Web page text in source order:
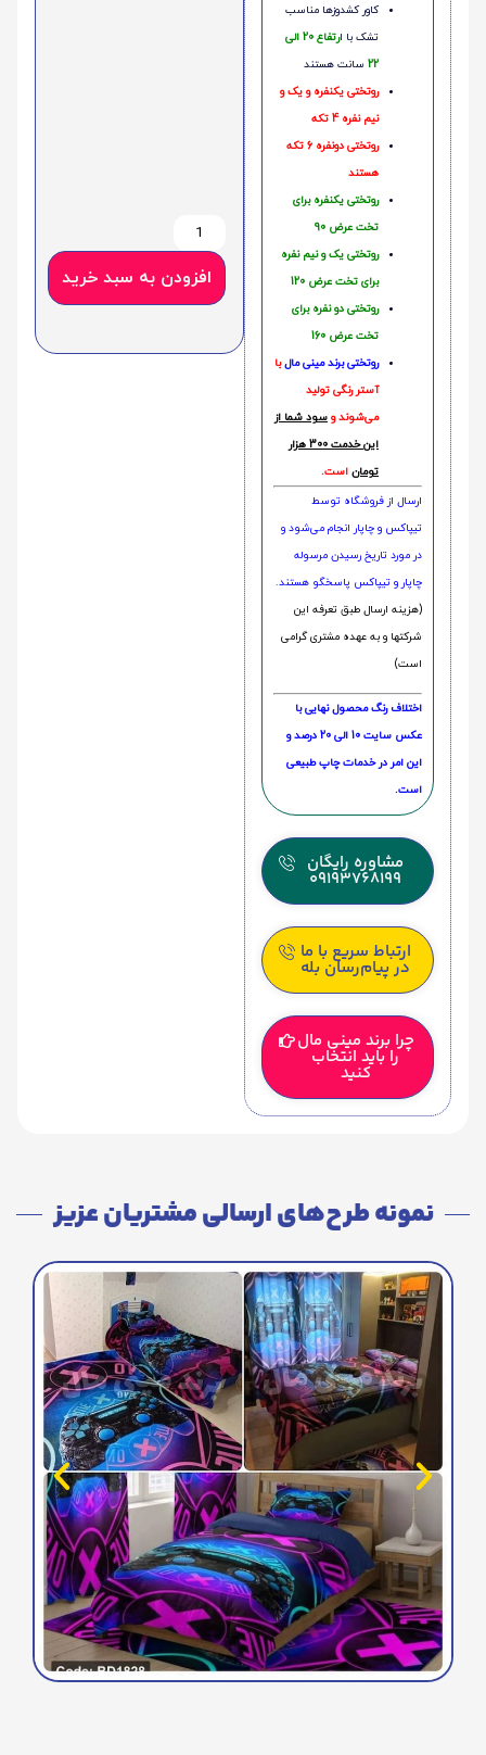
کاور کشدوزها مناسب
تشک با ا
رتفاع 20 الی
22 سانت هستند
روتختی یکنفره و یک و
نیم نفره 4 تکه
روتختی دونفره 6 تکه
هستند
روتختی یکنفره برای
تخت عرض 90
روتختی یک و نیم نفره
برای تخت عرض 120
روتختی دو نفره برای
تخت عرض 160
روتختی‌ برند مینی مالبا
آستر رنگی تولید
می‌شوند و سود شما از
این خدمت 300 هزار
تومان است.
ارسال از فروشگاه توسط
تیپاکس و چاپار انجام می‌شود و
در مورد تاریخ رسیدن مرسوله
چاپار و تیپاکس پاسخگو هستند.
(هزینه ارسال طبق تعرفه این
شرکتها و به عهده مشتری گرامی
است)
اختلاف رنگ محصول نهایی با
عکس سایت 10 الی 20 درصد و
این امر در خدمات چاپ طبیعی
است.
مشاوره رایگان
09193768199
ارتباط سریع با ما
در پیام‌رسان بله
چرا برند مینی مال
را باید انتخاب
کنید
افزودن به سبد خرید
نمونه طرح‌های ارسالی مشتریان عزیز